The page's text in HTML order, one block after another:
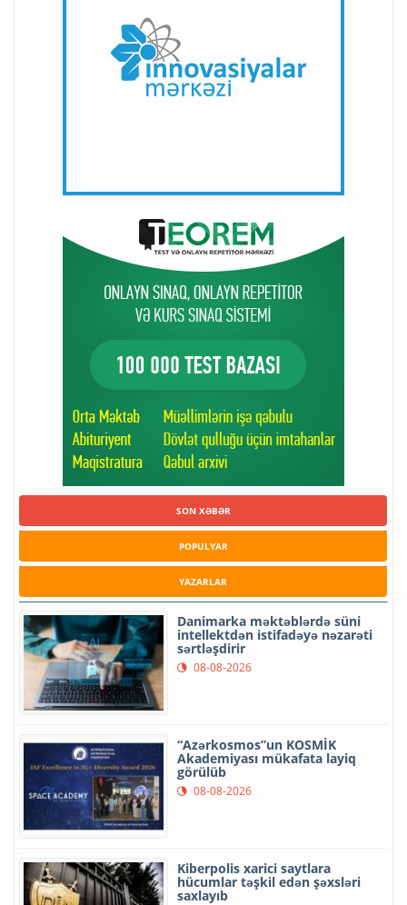
SON XƏBƏR
POPULYAR
YAZARLAR
Danimarka məktəblərdə süni
intellektdən istifadəyə nəzarəti
sərtləşdirir
08-08-2026
“Azərkosmos”un KOSMİK
Akademiyası mükafata layiq
görülüb
08-08-2026
Kiberpolis xarici saytlara
hücumlar təşkil edən şəxsləri
saxlayıb